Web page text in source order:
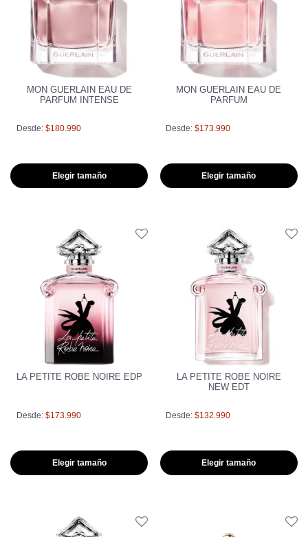
MON GUERLAIN EAU DE
PARFUM INTENSE
Desde:$180.990
Elegir tamaño
MON GUERLAIN EAU DE
PARFUM
Desde: $173.990
Elegir tamaño
LA PETITE ROBE NOIRE EDP
Desde:$173.990
Elegir tamaño
LA PETITE ROBE NOIRE
NEW EDT
Desde: $132.990
Elegir tamaño